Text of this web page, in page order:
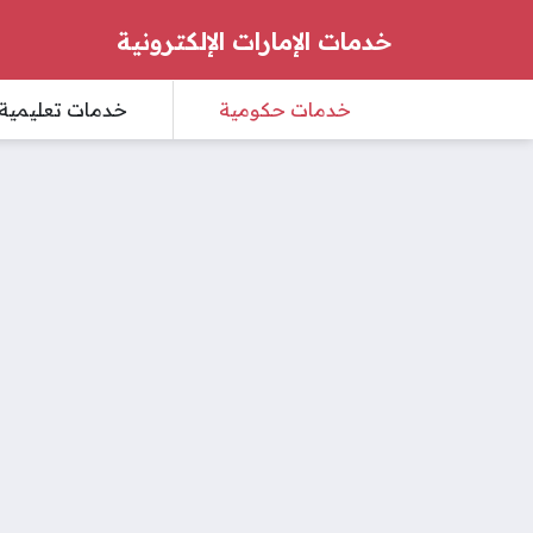
خدمات الإمارات الإلكترونية
خدمات حكومية خدمات تعليمية